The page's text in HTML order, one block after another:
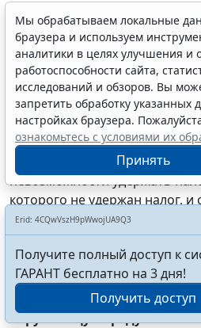
-лица, обязанные вносить
2018 г.
Налог на доходы
- налоговые агенты при
обстоятельств письменно
налогоплательщику и
невозможности удержать
которого не удержан налог,
налога за 2018 г.
7 марта 2019
Плата за негативное
окружающую среду:
Мы обрабатываем локальные
браузера и используем
аналитики в целях улучшения и
работоспособности сайта,
исследований и обзоров. Вы
запретить обработку указанных
настройках браузера.
ознакомьтесь с условиями их
Принять
Erid: 4CQwVszH9pWwojUA9Q3
Получите полный доступ к
ГАРАНТ бесплатно на 3 дня!
Получить доступ